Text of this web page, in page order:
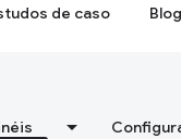
de caso Blog